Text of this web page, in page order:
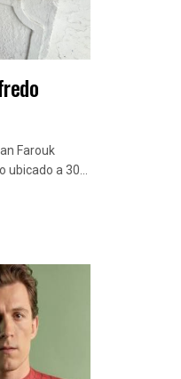
Farouk
a 30...